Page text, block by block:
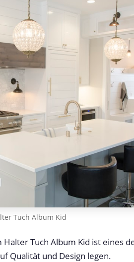
Tuch Album Kid
Tuch Album Kid ist eines
Qualität und Design legen.